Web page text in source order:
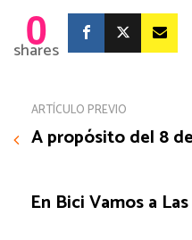
0
shares
ARTÍCULO PREVIO
A propósito del 8
En Bici Vamos a